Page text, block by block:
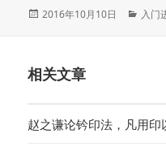
发
2016年10月10日
分
入门
相关文章
赵之谦论钤印法，凡用